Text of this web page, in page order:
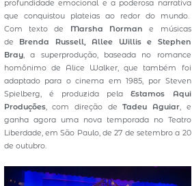
profundidade emocional e a poderosa narrativa
que conquistou plateias ao redor do mundo.
Com texto de Marsha Norman e
músicas
de Brenda Russell, Allee Willis e Stephen
Bray, a superprodução, baseada no romance
homônimo de Alice Walker, que também foi
adaptado para o cinema em 1985, por Steven
Spielberg, é produzida pelaEstamos Aqui
Produções, com direção deTadeu Aguiar, e
ganha agora uma nova temporada no Teatro
Liberdade, em São Paulo, de 27 de setembro a 20
de outubro.